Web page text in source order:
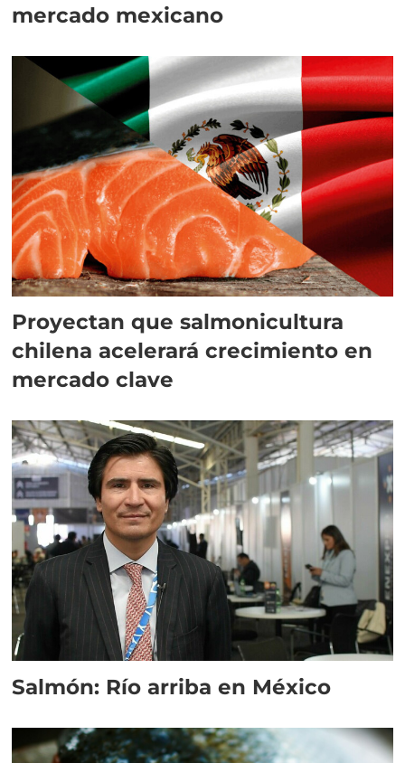
mercado mexicano
Proyectan que salmonicultura
chilena acelerará crecimiento en
mercado clave
Salmón: Río arriba en México